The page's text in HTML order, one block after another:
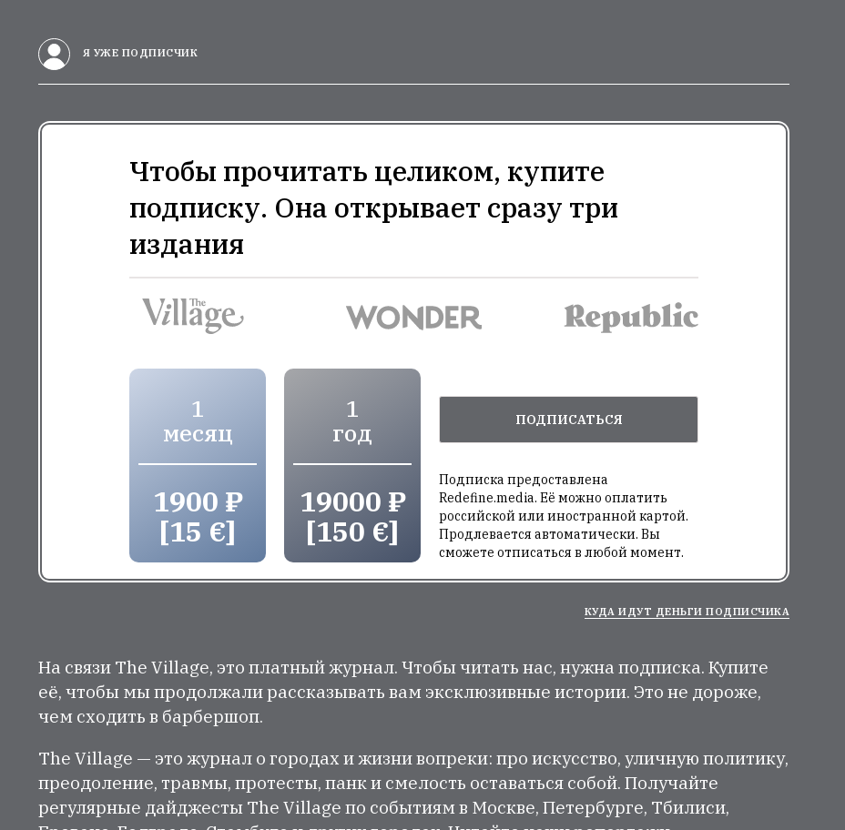
Я УЖЕ ПОДПИСЧИК
Чтобы прочитать целиком, купите
подписку. Она открывает сразу три
издания
1
месяц
1900 ₽
[15 €]
1
год
19000 ₽
[150 €]
ПОДПИСАТЬСЯ
Подписка предоставлена
Redefine.media. Её можно оплатить
российской или иностранной картой.
Продлевается автоматически. Вы
сможете отписаться в любой момент.
КУДА ИДУТ ДЕНЬГИ ПОДПИСЧИКА
На связи The Village, это платный журнал. Чтобы читать нас, нужна подписка. Купите
её, чтобы мы продолжали рассказывать вам эксклюзивные истории. Это не дороже,
чем сходить в барбершоп.
The Village — это журнал о городах и жизни вопреки: про искусство, уличную политику,
преодоление, травмы, протесты, панк и смелость оставаться собой. Получайте
регулярные дайджесты The Village по событиям в Москве, Петербурге, Тбилиси,